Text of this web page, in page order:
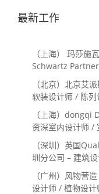
最新工作
（上海） 玛莎施
Schwartz
Landscape
Landscape
（北京）北京艾
软装设计师 / 陈列
（上海）dongqi
资深室内设计师 /
系主管 / 设计实习
（深圳）英国
圳分公司 – 建筑
内设计师 / 设计实
（广州）风物营
设计师 / 植物设